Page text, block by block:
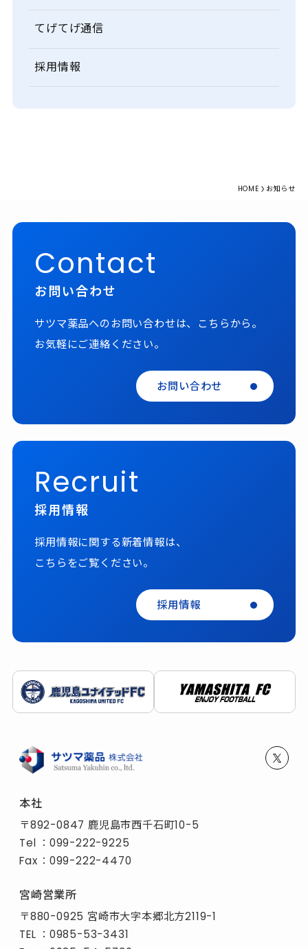
てげてげ通信
採用情報
HOME お知らせ
Contact
お問い合わせ
サツマ薬品へのお問い合わせは、こちらから。
お気軽にご連絡ください。
お問い合わせ
Recruit
採用情報
採用情報に関する新着情報は、
こちらをご覧ください。
採用情報
本社
〒892-0847 鹿児島市西千石町10-5
Tel ： 099-222-9225
Fax ：099-222-4470
宮崎営業所
〒880-0925 宮崎市大字本郷北方2119-1
TEL ： 0985-53-3431